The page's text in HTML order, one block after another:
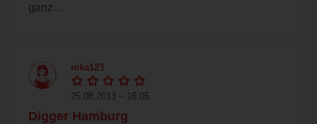
ganz...
nika123
25.08.2013 – 16:05
Digger Hamburg